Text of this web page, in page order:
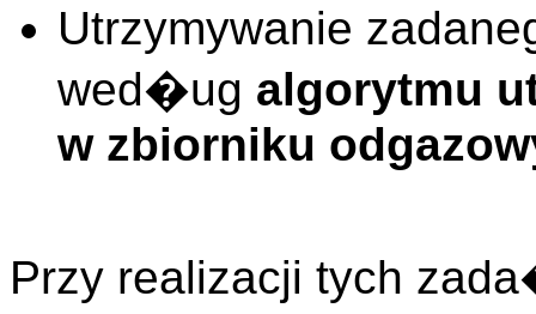
Utrzymywanie
wed�ug algorytmu
w zbiorniku
Przy realizacji tych